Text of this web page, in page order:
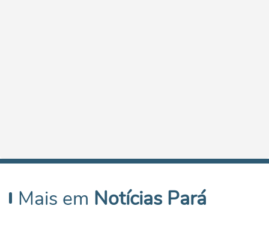
Mais em Notícias Pará